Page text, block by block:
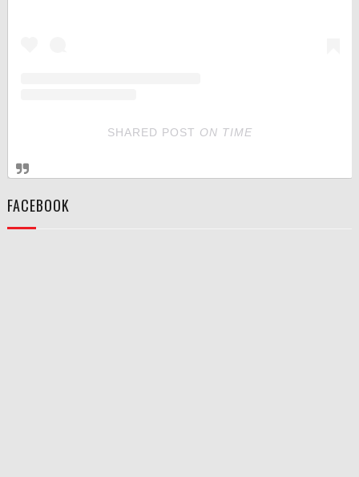
SHARED POST ON TIME
FACEBOOK